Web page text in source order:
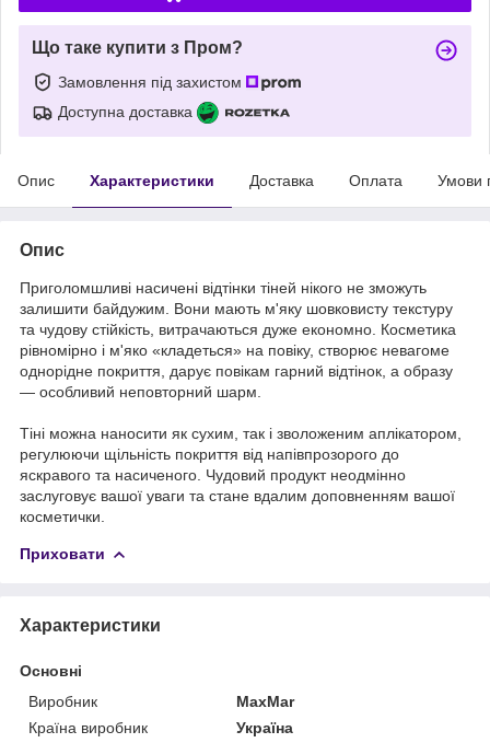
Що таке купити з Пром?
Замовлення під захистом
Доступна доставка
Опис Характеристики Доставка Оплата Умови
Опис
Приголомшливі насичені відтінки тіней нікого не зможуть
залишити байдужим. Вони мають м'яку шовковисту текстуру
та чудову стійкість, витрачаються дуже економно. Косметика
рівномірно і м'яко «кладеться» на повіку, створює невагоме
однорідне покриття, дарує повікам гарний відтінок, а образу
— особливий неповторний шарм.
Тіні можна наносити як сухим, так і зволоженим аплікатором,
регулюючи щільність покриття від напівпрозорого до
яскравого та насиченого. Чудовий продукт неодмінно
заслуговує вашої уваги та стане вдалим доповненням вашої
косметички.
Приховати
Характеристики
Основні
Виробник
MaxMar
Країна виробник
Україна